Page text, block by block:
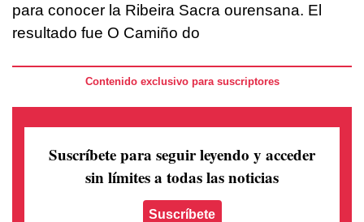
para conocer la Ribeira Sacra ourensana. El
resultado fue O Camiño do
Contenido exclusivo para suscriptores
Suscríbete para seguir leyendo y acceder
sin límites a todas las noticias
Suscríbete